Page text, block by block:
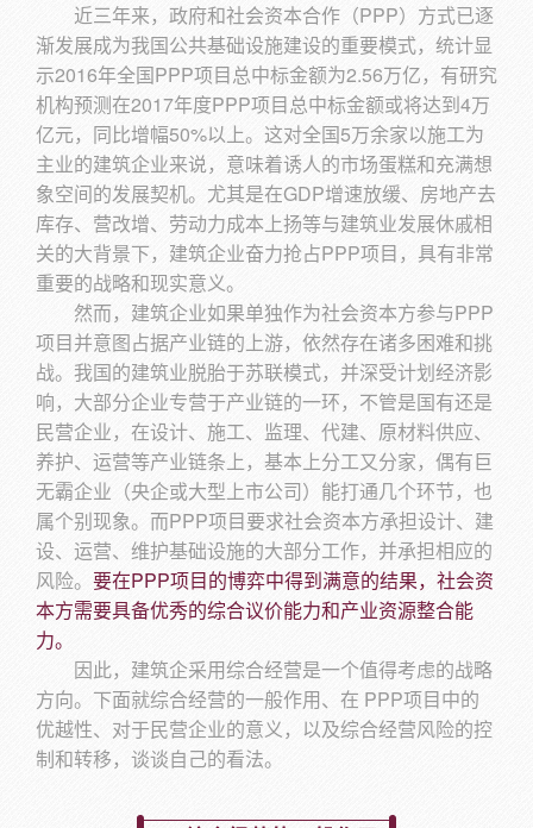
近三年来，政府和社会资本合作（PPP）方式已逐
渐发展成为我国公共基础设施建设的重要模式，统计显
示2016年全国PPP项目总中标金额为2.56万亿，有研究
机构预测在2017年度PPP项目总中标金额或将达到4万
亿元，同比增幅50%以上。这对全国5万余家以施工为
主业的建筑企业来说，意味着诱人的市场蛋糕和充满想
象空间的发展契机。尤其是在GDP增速放缓、房地产去
库存、营改增、劳动力成本上扬等与建筑业发展休戚相
关的大背景下，建筑企业奋力抢占PPP项目，具有非常
重要的战略和现实意义。
然而，建筑企业如果单独作为社会资本方参与PPP
项目并意图占据产业链的上游，依然存在诸多困难和挑
战。我国的建筑业脱胎于苏联模式，并深受计划经济影
响，大部分企业专营于产业链的一环，不管是国有还是
民营企业，在设计、施工、监理、代建、原材料供应、
养护、运营等产业链条上，基本上分工又分家，偶有巨
无霸企业（央企或大型上市公司）能打通几个环节，也
属个别现象。而PPP项目要求社会资本方承担设计、建
设、运营、维护基础设施的大部分工作，并承担相应的
风险。 要在PPP项目的博弈中得到满意的结果，社会资
本方需要具备优秀的综合议价能力和产业资源整合能
力。
因此，建筑企采用综合经营是一个值得考虑的战略
方向。下面就综合经营的一般作用、在 PPP项目中的
优越性、对于民营企业的意义，以及综合经营风险的控
制和转移，谈谈自己的看法。